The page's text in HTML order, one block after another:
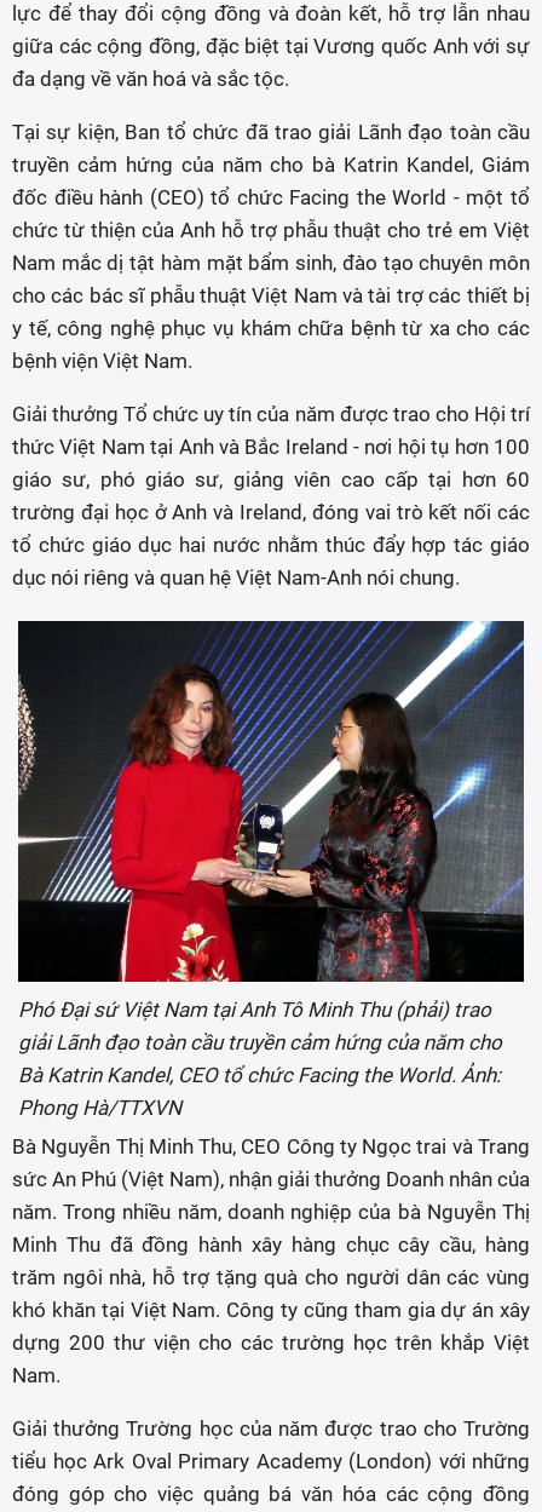
lực để thay đổi cộng đồng và đoàn kết, hỗ trợ lẫn nhau
giữa các cộng đồng, đặc biệt tại Vương quốc Anh với sự
đa dạng về văn hoá và sắc tộc.
Tại sự kiện, Ban tổ chức đã trao giải Lãnh đạo toàn cầu
truyền cảm hứng của năm cho bà Katrin Kandel, Giám
đốc điều hành (CEO) tổ chức Facing the World - một tổ
chức từ thiện của Anh hỗ trợ phẫu thuật cho trẻ em Việt
Nam mắc dị tật hàm mặt bẩm sinh, đào tạo chuyên môn
cho các bác sĩ phẫu thuật Việt Nam và tài trợ các thiết bị
y tế, công nghệ phục vụ khám chữa bệnh từ xa cho các
bệnh viện Việt Nam.
Giải thưởng Tổ chức uy tín của năm được trao cho Hội trí
thức Việt Nam tại Anh và Bắc Ireland - nơi hội tụ hơn 100
giáo sư, phó giáo sư, giảng viên cao cấp tại hơn 60
trường đại học ở Anh và Ireland, đóng vai trò kết nối các
tổ chức giáo dục hai nước nhằm thúc đẩy hợp tác giáo
dục nói riêng và quan hệ Việt Nam-Anh nói chung.
Phó Đại sứ Việt Nam tại Anh Tô Minh Thu (phải) trao
giải Lãnh đạo toàn cầu truyền cảm hứng của năm cho
Bà Katrin Kandel, CEO tổ chức Facing the World. Ảnh:
Phong Hà/TTXVN
Bà Nguyễn Thị Minh Thu, CEO Công ty Ngọc trai và Trang
sức An Phú (Việt Nam), nhận giải thưởng Doanh nhân của
năm. Trong nhiều năm, doanh nghiệp của bà Nguyễn Thị
Minh Thu đã đồng hành xây hàng chục cây cầu, hàng
trăm ngôi nhà, hỗ trợ tặng quà cho người dân các vùng
khó khăn tại Việt Nam. Công ty cũng tham gia dự án xây
dựng 200 thư viện cho các trường học trên khắp Việt
Nam.
Giải thưởng Trường học của năm được trao cho Trường
tiểu học Ark Oval Primary Academy (London) với những
đóng góp cho việc quảng bá văn hóa các cộng đồng